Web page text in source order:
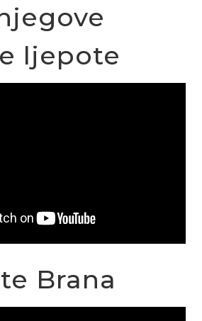
ljepote
Brana